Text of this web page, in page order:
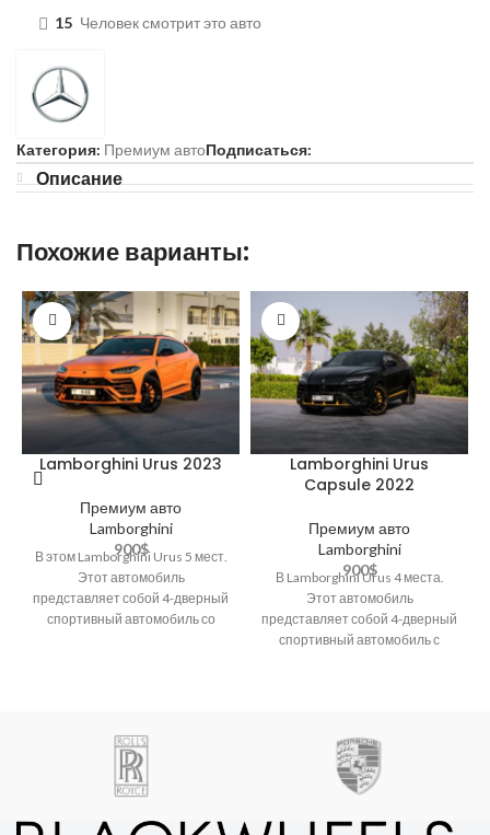
15 Человек смотрит это авто
Категория: Премиум автоПодписаться:
Описание
Похожие варианты:
Lamborghini Urus 2023
Премиум авто
Lamborghini
900$
В этом Lamborghini Urus 5 мест.
Этот автомобиль
представляет собой 4-дверный
спортивный автомобиль со
Lamborghini Urus
Capsule 2022
Премиум авто
Lamborghini
900$
В Lamborghini Urus 4 места.
Этот автомобиль
представляет собой 4-дверный
спортивный автомобиль с